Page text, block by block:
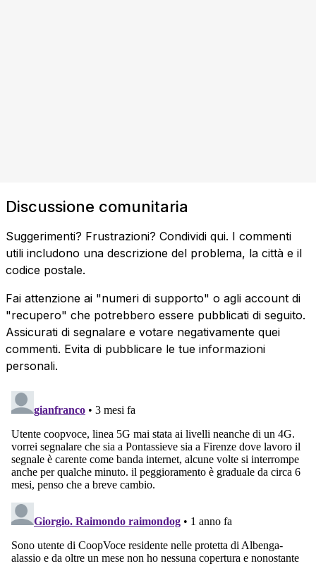
Discussione comunitaria
Suggerimenti? Frustrazioni? Condividi qui. I commenti
utili includono una descrizione del problema, la città e il
codice postale.
Fai attenzione ai "numeri di supporto" o agli account di
"recupero" che potrebbero essere pubblicati di seguito.
Assicurati di segnalare e votare negativamente quei
commenti. Evita di pubblicare le tue informazioni
personali.